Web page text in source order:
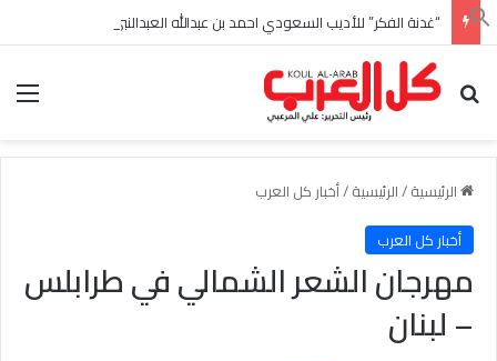
“غدنة الفكر” للأديب السعودي احمد بن عبدالله العبدالنبي
بحث عن
الرئيسية/الرئيسية/أخبار كل العرب
أخبار كل العرب
مهرجان الشعر الشمالي في طرابلس
– لبنان